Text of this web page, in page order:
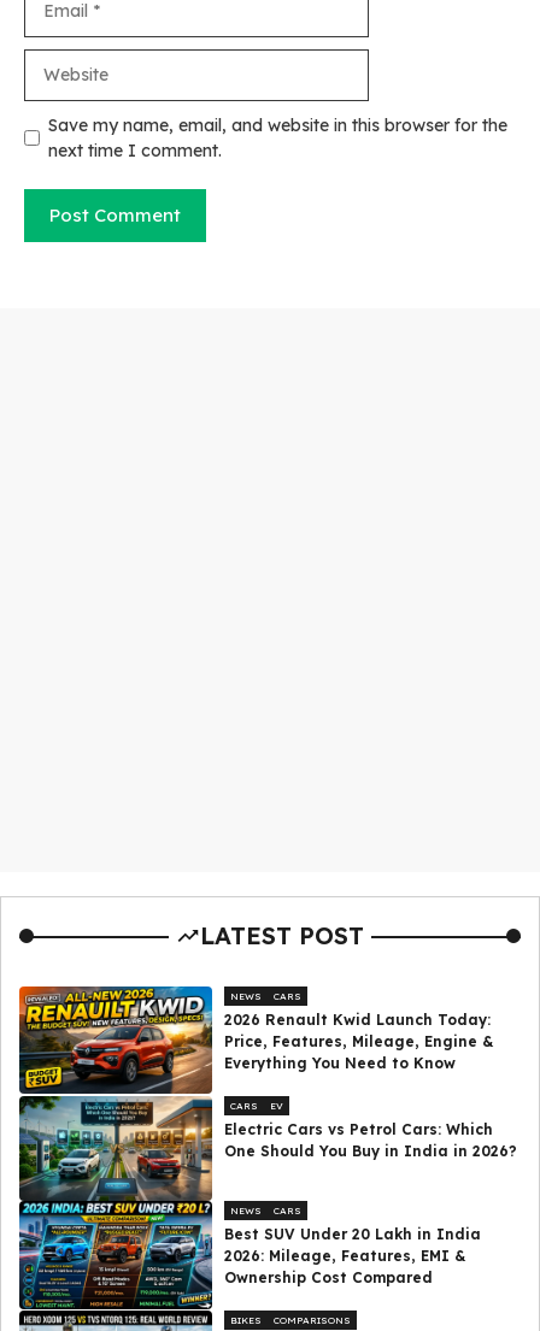
Save my name, email, and website in this browser for the
next time I comment.
LATEST POST
NEWS CARS
2026 Renault Kwid Launch Today:
Price, Features, Mileage, Engine &
Everything You Need to Know
CARS EV
Electric Cars vs Petrol Cars: Which
One Should You Buy in India in 2026?
NEWS CARS
Best SUV Under ₹20 Lakh in India
2026: Mileage, Features, EMI &
Ownership Cost Compared
BIKES COMPARISONS